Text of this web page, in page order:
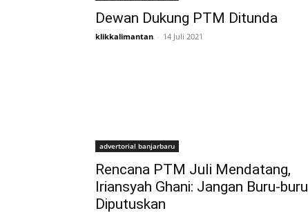
Dewan Dukung PTM Ditunda
klikkalimantan - 14 Juli 2021
advertorial banjarbaru
Rencana PTM Juli Mendatang,
Iriansyah Ghani: Jangan Buru-buru
Diputuskan